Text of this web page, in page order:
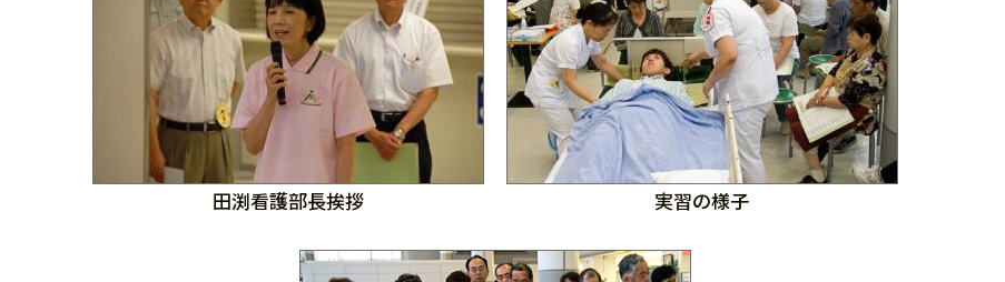
田渕看護部長挨拶 実習の様子